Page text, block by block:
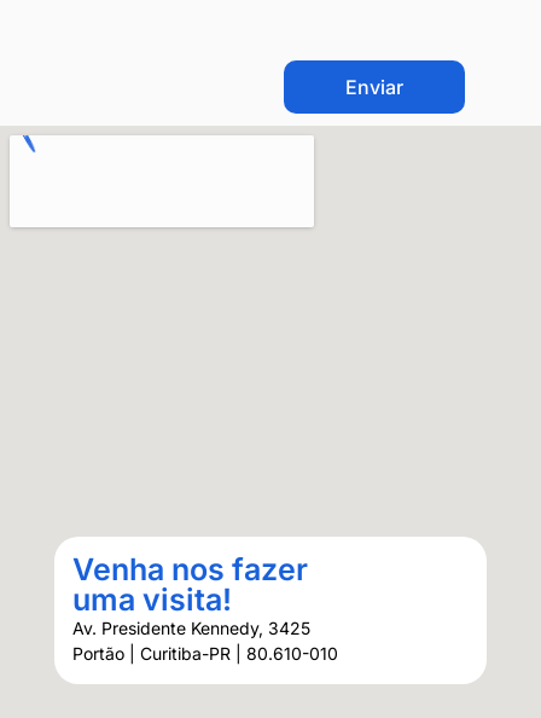
Venha nos fazer
uma visita!
Av. Presidente Kennedy, 3425
Portão | Curitiba-PR | 80.610-010